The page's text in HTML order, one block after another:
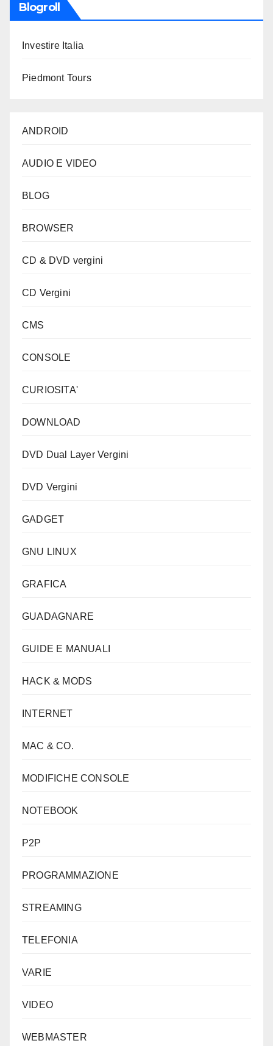
Blogroll
Investire Italia
Piedmont Tours
ANDROID
AUDIO E VIDEO
BLOG
BROWSER
CD & DVD vergini
CD Vergini
CMS
CONSOLE
CURIOSITA'
DOWNLOAD
DVD Dual Layer Vergini
DVD Vergini
GADGET
GNU LINUX
GRAFICA
GUADAGNARE
GUIDE E MANUALI
HACK & MODS
INTERNET
MAC & CO.
MODIFICHE CONSOLE
NOTEBOOK
P2P
PROGRAMMAZIONE
STREAMING
TELEFONIA
VARIE
VIDEO
WEBMASTER